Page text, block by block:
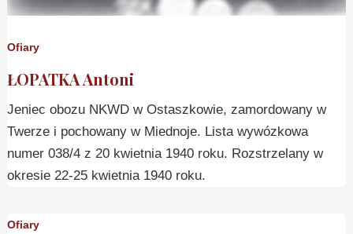
Ofiary
ŁOPATKA Antoni
Jeniec obozu NKWD w Ostaszkowie, zamordowany w
Twerze i pochowany w Miednoje. Lista wywózkowa
numer 038/4 z 20 kwietnia 1940 roku. Rozstrzelany w
okresie 22-25 kwietnia 1940 roku.
Ofiary